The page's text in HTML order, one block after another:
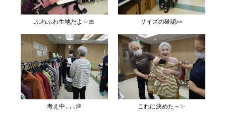
ふわふわ生地だよ～🎀 サイズの確認👀
考え中...💭 これに決めた～✨